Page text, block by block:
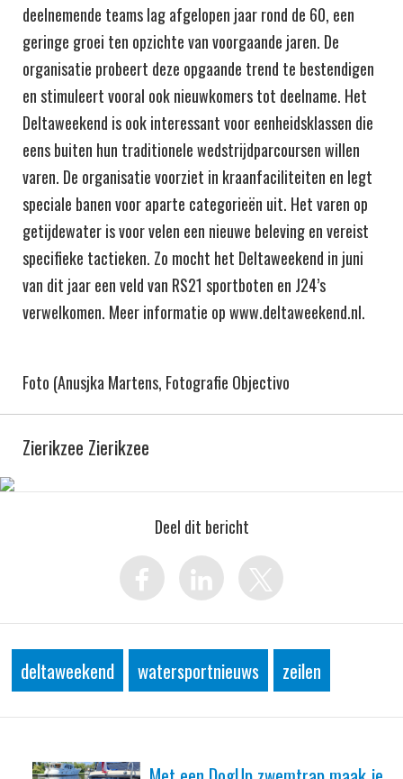
deelnemende teams lag afgelopen jaar rond de 60, een
geringe groei ten opzichte van voorgaande jaren. De
organisatie probeert deze opgaande trend te bestendigen
en stimuleert vooral ook nieuwkomers tot deelname. Het
Deltaweekend is ook interessant voor eenheidsklassen die
eens buiten hun traditionele wedstrijdparcoursen willen
varen. De organisatie voorziet in kraanfaciliteiten en legt
speciale banen voor aparte categorieën uit. Het varen op
getijdewater is voor velen een nieuwe beleving en vereist
specifieke tactieken. Zo mocht het Deltaweekend in juni
van dit jaar een veld van RS21 sportboten en J24’s
verwelkomen. Meer informatie op www.deltaweekend.nl.
Foto (Anusjka Martens, Fotografie Objectivo
Zierikzee Zierikzee
Deel dit bericht
deltaweekend watersportnieuws zeilen